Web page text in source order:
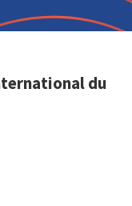
du